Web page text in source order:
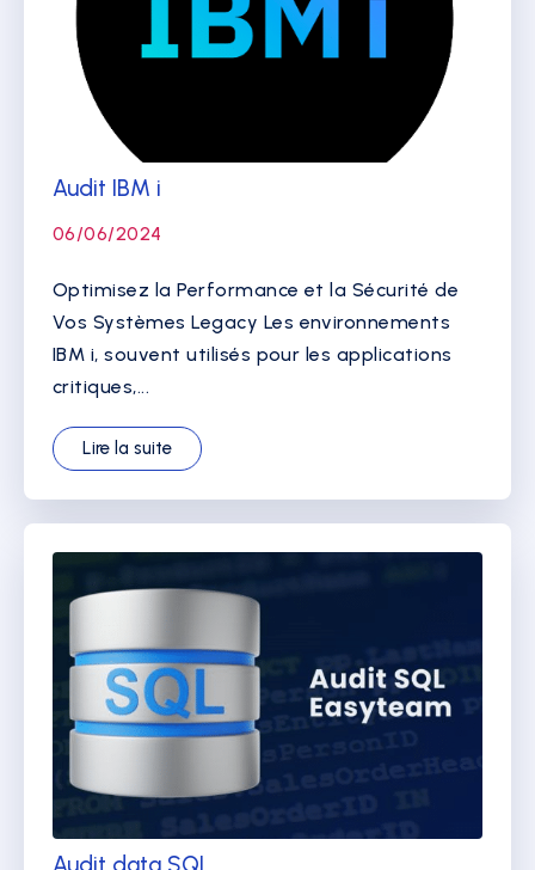
Audit IBM i
06/06/2024
Optimisez la Performance et la Sécurité de
Vos Systèmes Legacy Les environnements
IBM i, souvent utilisés pour les applications
critiques,...
Lire la suite
Audit data SQL